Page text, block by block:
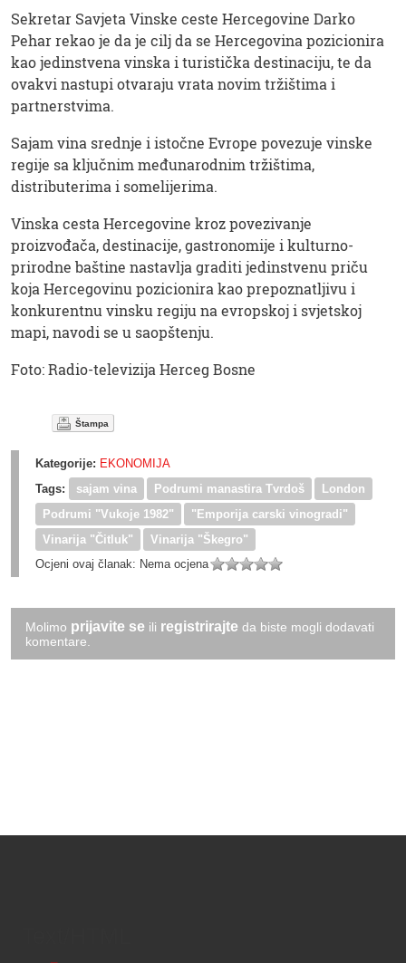
Sekretar Savjeta Vinske ceste Hercegovine Darko
Pehar rekao je da je cilj da se Hercegovina pozicionira
kao jedinstvena vinska i turistička destinaciju, te da
ovakvi nastupi otvaraju vrata novim tržištima i
partnerstvima.
Sajam vina srednje i istočne Evrope povezuje vinske
regije sa ključnim međunarodnim tržištima,
distributerima i somelijerima.
Vinska cesta Hercegovine kroz povezivanje
proizvođača, destinacije, gastronomije i kulturno-
prirodne baštine nastavlja graditi jedinstvenu priču
koja Hercegovinu pozicionira kao prepoznatljivu i
konkurentnu vinsku regiju na evropskoj i svjetskoj
mapi, navodi se u saopštenju.
Foto: Radio-televizija Herceg Bosne
Štampa
Kategorije: EKONOMIJA
Tags:
sajam vina Podrumi manastira Tvrdoš
London
Podrumi "Vukoje 1982"
"Emporija carski vinogradi"
Vinarija "Čitluk"
Vinarija "Škegro"
Ocjeni ovaj članak: Nema ocjena
Molimo prijavite se ili registrirajte da biste mogli dodavati
komentare.